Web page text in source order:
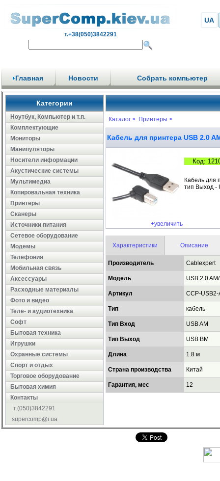
т.+38(050)3842291
UA
Главная Новости Собрать компьютер
Категории
Ноутбук, Компьютер и т.п.
Комплектующие
Мониторы
Манипуляторы
Носители информации
Акустические системы
Мультимедиа
Копировальная техника
Принтеры
Сканеры
Источники питания
Сетевое оборудование
Модемы
Телефония
Мобильная связь
Аксессуары
Расходные материалы
Фото и видео
Теле- и аудиотехника
Софт
Бытовая техника
Игрушки
Охранные системы
Cпорт и отдых
Торговое оборудование
Бытовая химия
Контакты
т.(050)3842291
supercomp@i.ua
Каталог > Принтеры >
Кабель для принтера USB 2.0
+увеличить
Код:
Кабель для
тип Выход -
Характеристики Описание
Производитель Cablexpert
Модель USB 2.0
Артикул CCP-
Тип кабель
Тип Вход USB AM
Тип Выход USB BM
Длина 1.8 м
Страна производства Китай
Гарантия, мес 12